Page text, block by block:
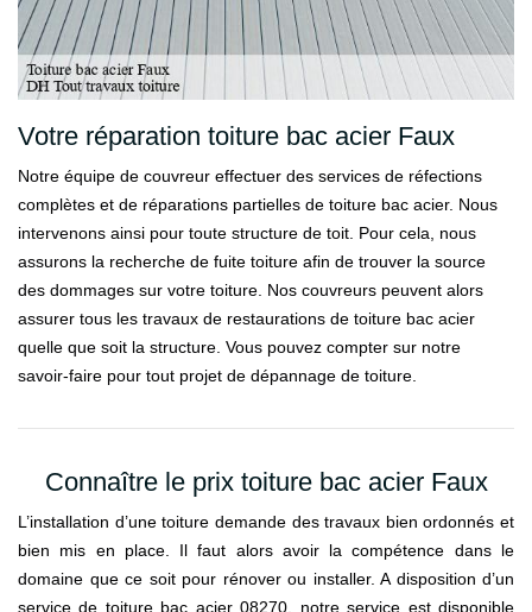
Votre réparation toiture bac acier Faux
Notre équipe de couvreur effectuer des services de réfections
complètes et de réparations partielles de toiture bac acier. Nous
intervenons ainsi pour toute structure de toit. Pour cela, nous
assurons la recherche de fuite toiture afin de trouver la source
des dommages sur votre toiture. Nos couvreurs peuvent alors
assurer tous les travaux de restaurations de toiture bac acier
quelle que soit la structure. Vous pouvez compter sur notre
savoir-faire pour tout projet de dépannage de toiture.
Connaître le prix toiture bac acier Faux
L’installation d’une toiture demande des travaux bien ordonnés et
bien mis en place. Il faut alors avoir la compétence dans le
domaine que ce soit pour rénover ou installer. A disposition d’un
service de toiture bac acier 08270, notre service est disponible